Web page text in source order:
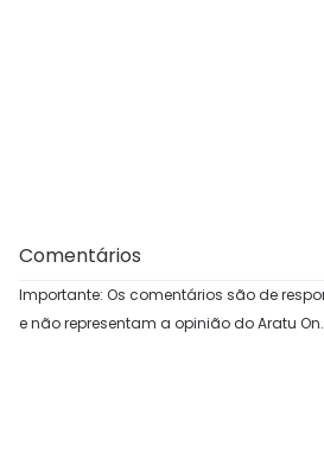
Comentários
Importante: Os comentários são de
e não representam a opinião do Aratu On.